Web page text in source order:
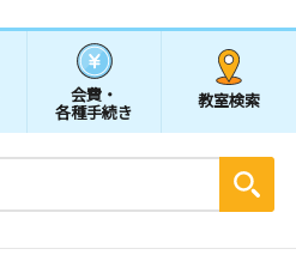
会費・
各種手続き
教室検索